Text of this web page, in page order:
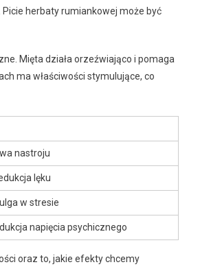
herbaty rumiankowej może być
Mięta działa orzeźwiająco i pomaga
ma właściwości stymulujące, co
nastroju
lęku
w stresie
napięcia psychicznego
oraz to, jakie efekty chcemy